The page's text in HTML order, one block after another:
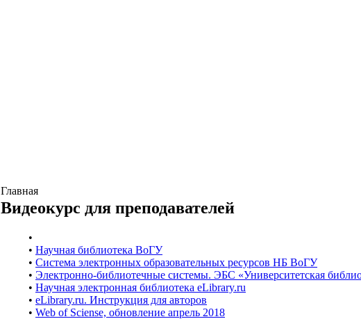
Главная
Видеокурс для преподавателей
•
• Научная библиотека ВоГУ
• Система электронных образовательных ресурсов НБ ВоГУ
• Электронно-библиотечные системы. ЭБС «Университетская
• Научная электронная библиотека eLibrary.ru
• eLibrary.ru. Инструкция для авторов
• Web of Sciense, обновление апрель 2018